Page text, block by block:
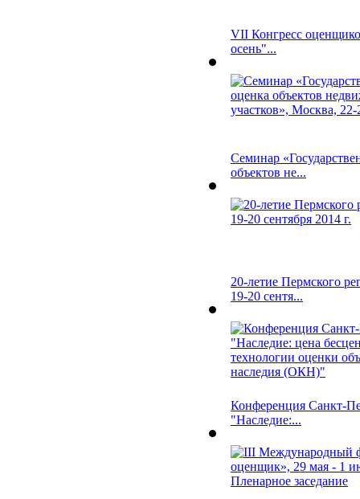
VII Конгресс
осень"...
Семинар
объектов не...
20-летие Пермского
19-20 сентя...
Конференция Санкт-
"Наследие:...